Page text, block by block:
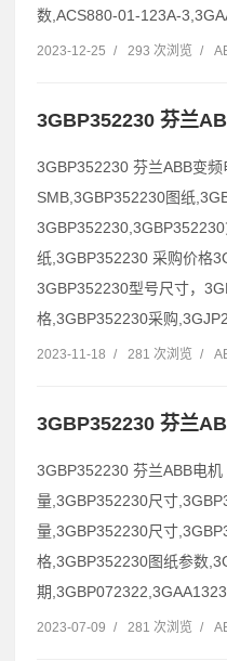
数,ACS880-01-123A-
2023-12-25 / 293 次浏览 /
3GBP352230 芬兰
3GBP352230 芬兰ABB变
SMB,3GBP352230图纸
纸,3GBP352230 采购价格
3GBP352230型号尺寸，
格,3GBP352230采购
2023-11-18 / 281 次浏览 /
3GBP352230 芬兰
3GBP352230 芬兰ABB电
量,3GBP352230尺寸
量,3GBP352230尺寸
格,3GBP352230图纸参数
期
2023-07-09 / 281 次浏览 /